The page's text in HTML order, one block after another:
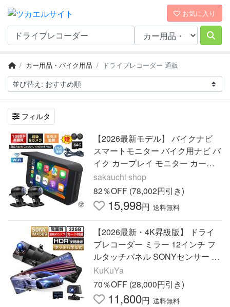
お気に入り
カー用品・バイク用品 ドライブレコーダー 通販
フィルタ
【2026最新モデル】 バイクナビ
スマートモニター バイク用ナビ バ
イク カープレイ モニター カープ
レイ ワイヤレス カープレイ バイ
ク用 1080Pカメラ GPS
sakauchi shop
82％OFF (78,002円引き)
15,998円 送料無料
【2026最新・4K昇級版】 ドライ
ブレコーダー ミラー 12インチ フ
ルタッチパネル SONYセンサー 4K
(1440P) FHD高解像度 170度広角
視野 超PayPay祭 爆買
KuKuYa
70％OFF (28,000円引き)
11,800円 送料無料